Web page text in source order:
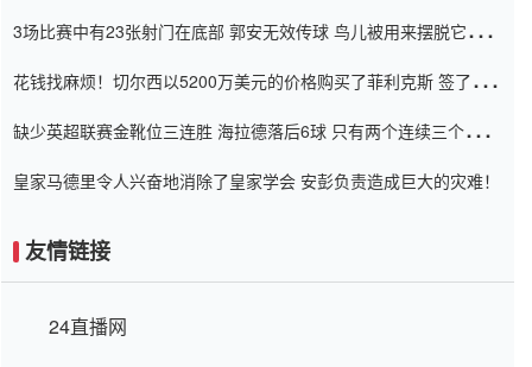
3场比赛中有23张射门在底部 郭安无效传球 鸟儿被用来摆脱它
花钱找麻烦！切尔西以5200万美元的价格购买了菲利克斯 签了7年
缺少英超联赛金靴位三连胜 海拉德落后6球 只有两个连续三个连续
皇家马德里令人兴奋地消除了皇家学会 安彭负责造成巨大的灾难！
友情链接
24直播网